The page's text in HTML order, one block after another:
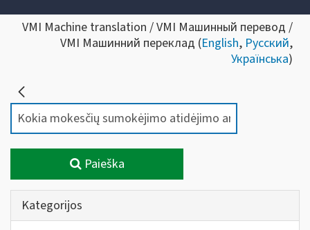
VMI Machine translation / VMI Машинный перевод /
VMI Машинний переклад (English, Русский,
Українська)
Paieška
Kategorijos